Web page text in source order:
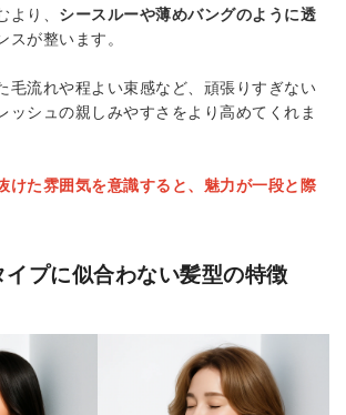
より、 シースルーや薄めバングのように透
スが整います。
毛流れや程よい束感など、頑張りすぎない
ッシュの親しみやすさをより高めてくれま
けた雰囲気を意識すると、魅力が一段と際
イプに似合わない髪型の特徴